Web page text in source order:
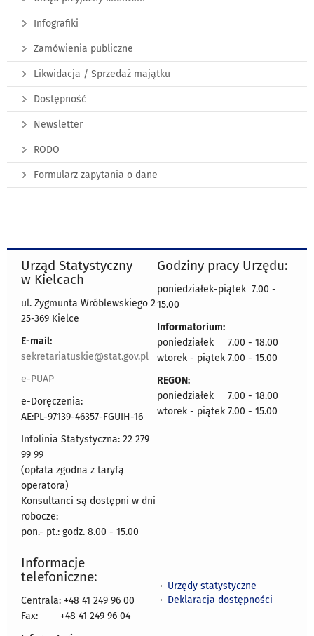
Infografiki
Zamówienia publiczne
Likwidacja / Sprzedaż majątku
Dostępność
Newsletter
RODO
Formularz zapytania o dane
Urząd Statystyczny
w Kielcach
ul. Zygmunta Wróblewskiego 2
25-369 Kielce
E-mail:
sekretariatuskie@stat.gov.pl
e-PUAP
e-Doręczenia:
AE:PL-97139-46357-FGUIH-16
Infolinia Statystyczna: 22 279
99 99
(opłata zgodna z taryfą
operatora)
Konsultanci są dostępni w dni
robocze:
pon.- pt.: godz. 8.00 - 15.00
Godziny pracy Urzędu:
poniedziałek-piątek 7.00 -
15.00
Informatorium:
poniedziałek 7.00 - 18.00
wtorek - piątek 7.00 - 15.00
REGON:
poniedziałek 7.00 - 18.00
wtorek - piątek 7.00 - 15.00
Informacje
telefoniczne:
Centrala: +48 41 249 96 00
Fax:
+48 41 249 96 04
Urzędy statystyczne
Deklaracja dostępności